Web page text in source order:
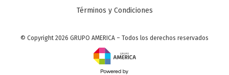
Términos y Condiciones
© Copyright 2026 GRUPO AMERICA – Todos los derechos reservados